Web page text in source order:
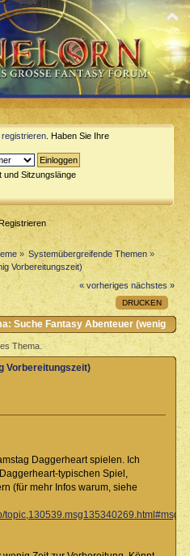
registrieren . Haben Sie Ihre
und Sitzungslänge
» Systemübergreifende Themen »
Vorbereitungszeit)
« vorheriges nächstes »
DRUCKEN
Suche Fantasy Abenteuer (wenig
Thema.
Vorbereitungszeit)
Daggerheart spielen. Ich
typischen Spiel,
(für mehr Infos warum, siehe